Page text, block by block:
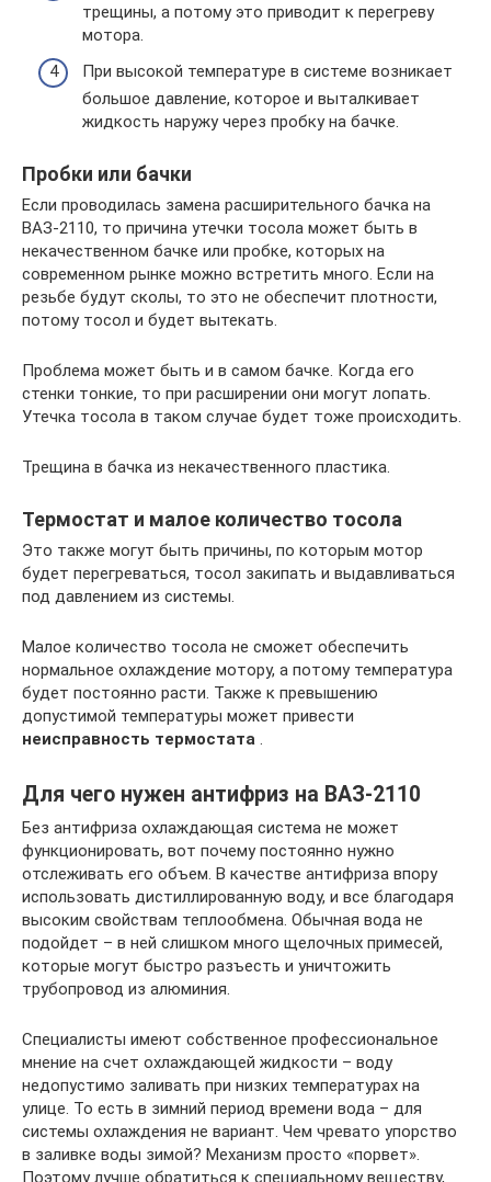
трещины, а потому это приводит к перегреву
мотора.
При высокой температуре в системе возникает
большое давление, которое и выталкивает
жидкость наружу через пробку на бачке.
Пробки или бачки
Если проводилась замена расширительного бачка на
ВАЗ-2110, то причина утечки тосола может быть в
некачественном бачке или пробке, которых на
современном рынке можно встретить много. Если на
резьбе будут сколы, то это не обеспечит плотности,
потому тосол и будет вытекать.
Проблема может быть и в самом бачке. Когда его
стенки тонкие, то при расширении они могут лопать.
Утечка тосола в таком случае будет тоже происходить.
Трещина в бачка из некачественного пластика.
Термостат и малое количество тосола
Это также могут быть причины, по которым мотор
будет перегреваться, тосол закипать и выдавливаться
под давлением из системы.
Малое количество тосола не сможет обеспечить
нормальное охлаждение мотору, а потому температура
будет постоянно расти. Также к превышению
допустимой температуры может привести
неисправность термостата .
Для чего нужен антифриз на ВАЗ-2110
Без антифриза охлаждающая система не может
функционировать, вот почему постоянно нужно
отслеживать его объем. В качестве антифриза впору
использовать дистиллированную воду, и все благодаря
высоким свойствам теплообмена. Обычная вода не
подойдет – в ней слишком много щелочных примесей,
которые могут быстро разъесть и уничтожить
трубопровод из алюминия.
Специалисты имеют собственное профессиональное
мнение на счет охлаждающей жидкости – воду
недопустимо заливать при низких температурах на
улице. То есть в зимний период времени вода – для
системы охлаждения не вариант. Чем чревато упорство
в заливке воды зимой? Механизм просто «порвет».
Поэтому лучше обратиться к специальному веществу,